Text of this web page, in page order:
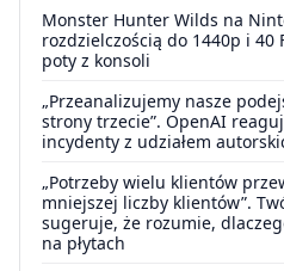
Monster Hunter Wilds na
rozdzielczością do 1440p i 40
poty z konsoli
„Przeanalizujemy nasze
strony trzecie”. OpenAI
incydenty z udziałem
„Potrzeby wielu klientów
mniejszej liczby klientów”.
sugeruje, że rozumie,
na płytach